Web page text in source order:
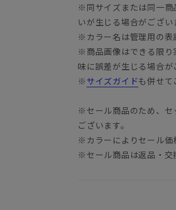
※同サイズまたは同一
いが生じる場合がござい
※カラー名は管理用の表
※商品画像はできる限り
味に誤差が生じる場合が
※ サイズガイドも併せて
※セール商品のため、セ
ございます。
※カラーによりセール価
※セール商品は返品・交